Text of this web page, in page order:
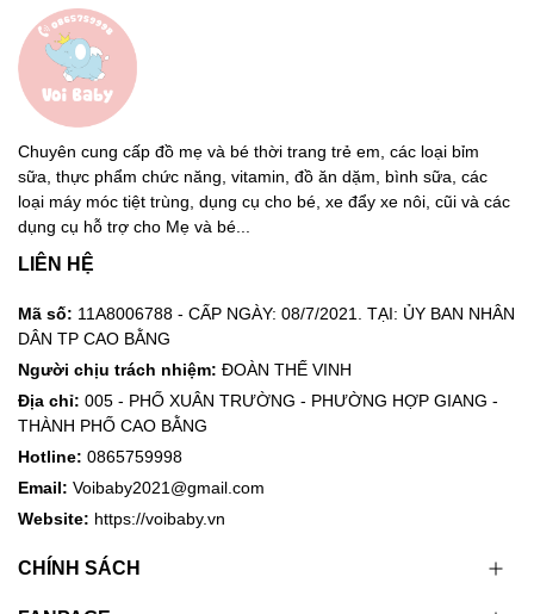
chuẩn nhiệt độ sẽ giúp sữa hòa tan trong nước một các dễ
dàng cũng như việc hấp thu các chất dinh dưỡng sẽ được
hiệu quả hơn. Mẹ có thể cài đặt nhiệt độ linh hoạt theo
mong muốn như 45, 47,56 độ C mà không cần phải chờ
thời gian nước nguội.
Mẹo nhỏ cho mẹ:
Khi đổ nước vào bình và khuấy sữa,
nhiệt độ nước có thể giảm do sự tỏa nhiệt ra bên ngoài
môi trường của bình đun nước. Để pha sữa cho bé chuẩn
nhiệt độ như 40 độ C, mẹ có thể cài đặt nhiệt độ nước từ
43-45 độ C.
Hướng dẫn sử dụng bình đun nước thông minh kèm
theo lưu ý sử dụng sản phẩm an toàn
Cắm nguồn:
Kết nối máy với nguồn điện, máy sẽ hiện sáng phần khung
trong trạng thái chờ.
Chuyên cung cấp đồ mẹ và bé thời trang trẻ em, các loại bỉm
sữa, thực phẩm chức năng, vitamin, đồ ăn dặm, bình sữa, các
loại máy móc tiệt trùng, dụng cụ cho bé, xe đẩy xe nôi, cũi và các
dụng cụ hỗ trợ cho Mẹ và bé...
LIÊN HỆ
Mã số: 11A8006788 - CẤP NGÀY: 08/7/2021. TẠI: ỦY BAN NHÂN
DÂN TP CAO BẰNG
Người chịu trách nhiệm: ĐOÀN THẾ VINH
Địa chỉ: 005 - PHỐ XUÂN TRƯỜNG - PHƯỜNG HỢP GIANG -
THÀNH PHỐ CAO BẰNG
Hotline: 0865759998
Email: Voibaby2021@gmail.com
Website: https://voibaby.vn
CHÍNH SÁCH